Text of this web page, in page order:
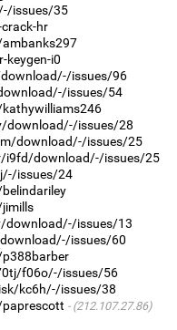
issues/35
hr
keygen-i0
issues/96
issues/54
download/-/issues/28
download/-/issues/25
i9fd/download/-/issues/25
issues/24
download/-/issues/13
issues/60
f06o/-/issues/56
kc6h/-/issues/38
(212.107.27.86)